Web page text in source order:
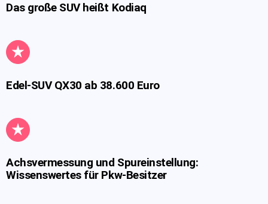
Das große SUV heißt Kodiaq
Edel-SUV QX30 ab 38.600 Euro
Achsvermessung und Spureinstellung:
Wissenswertes für Pkw-Besitzer